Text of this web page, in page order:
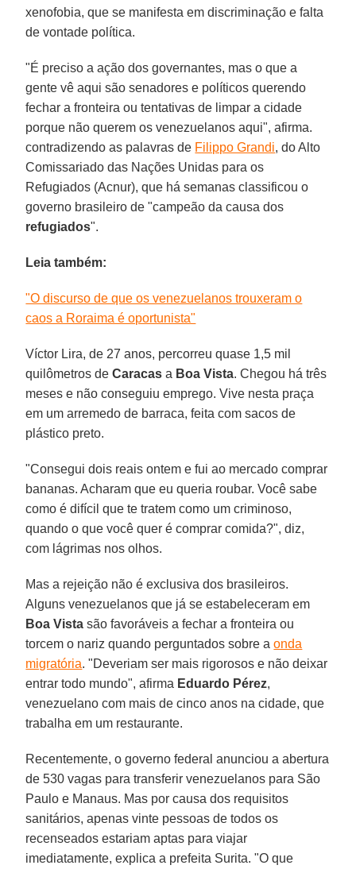
xenofobia, que se manifesta em discriminação e falta
de vontade política.
"É preciso a ação dos governantes, mas o que a
gente vê aqui são senadores e políticos querendo
fechar a fronteira ou tentativas de limpar a cidade
porque não querem os venezuelanos aqui", afirma.
contradizendo as palavras de Filippo Grandi, do Alto
Comissariado das Nações Unidas para os
Refugiados (Acnur), que há semanas classificou o
governo brasileiro de "campeão da causa dos
refugiados".
Leia também:
"O discurso de que os venezuelanos trouxeram o
caos a Roraima é oportunista"
Víctor Lira, de 27 anos, percorreu quase 1,5 mil
quilômetros deCaracas a Boa Vista. Chegou há três
meses e não conseguiu emprego. Vive nesta praça
em um arremedo de barraca, feita com sacos de
plástico preto.
"Consegui dois reais ontem e fui ao mercado comprar
bananas. Acharam que eu queria roubar. Você sabe
como é difícil que te tratem como um criminoso,
quando o que você quer é comprar comida?", diz,
com lágrimas nos olhos.
Mas a rejeição não é exclusiva dos brasileiros.
Alguns venezuelanos que já se estabeleceram em
Boa Vista são favoráveis a fechar a fronteira ou
torcem o nariz quando perguntados sobre aonda
migratória. "Deveriam ser mais rigorosos e não deixar
entrar todo mundo", afirma Eduardo Pérez,
venezuelano com mais de cinco anos na cidade, que
trabalha em um restaurante.
Recentemente, o governo federal anunciou a abertura
de 530 vagas para transferir venezuelanos para São
Paulo e Manaus. Mas por causa dos requisitos
sanitários, apenas vinte pessoas de todos os
recenseados estariam aptas para viajar
imediatamente, explica a prefeita Surita. "O que